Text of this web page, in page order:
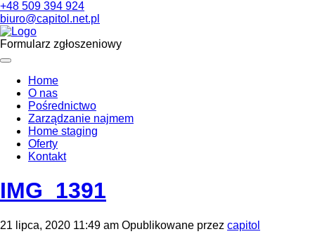
+48 509 394 924
biuro@capitol.net.pl
Formularz zgłoszeniowy
Home
O nas
Pośrednictwo
Zarządzanie najmem
Home staging
Oferty
Kontakt
IMG_1391
21 lipca, 2020 11:49 am Opublikowane przez capitol